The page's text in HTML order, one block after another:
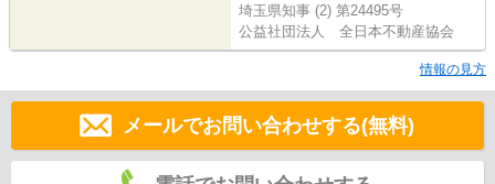
埼玉県知事 (2) 第24495号
公益社団法人 全日本不動産協会
情報の見方
メールでお問い合わせする(無料)